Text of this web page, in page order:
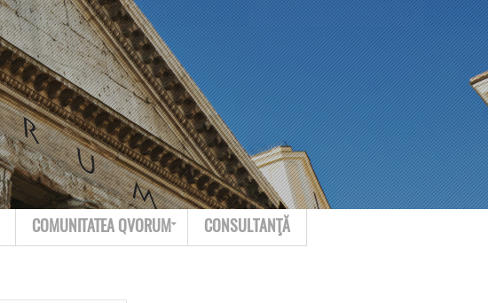
Contact Search for:
COMUNITATEA QVORUM CONSULTANŢĂ